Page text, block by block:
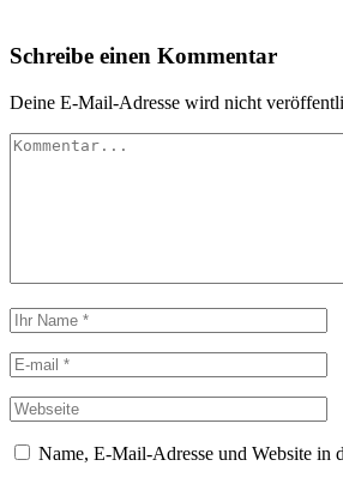
Schreibe einen Kommentar
Deine E-Mail-Adresse wird nicht
Name, E-Mail-Adresse und Website in